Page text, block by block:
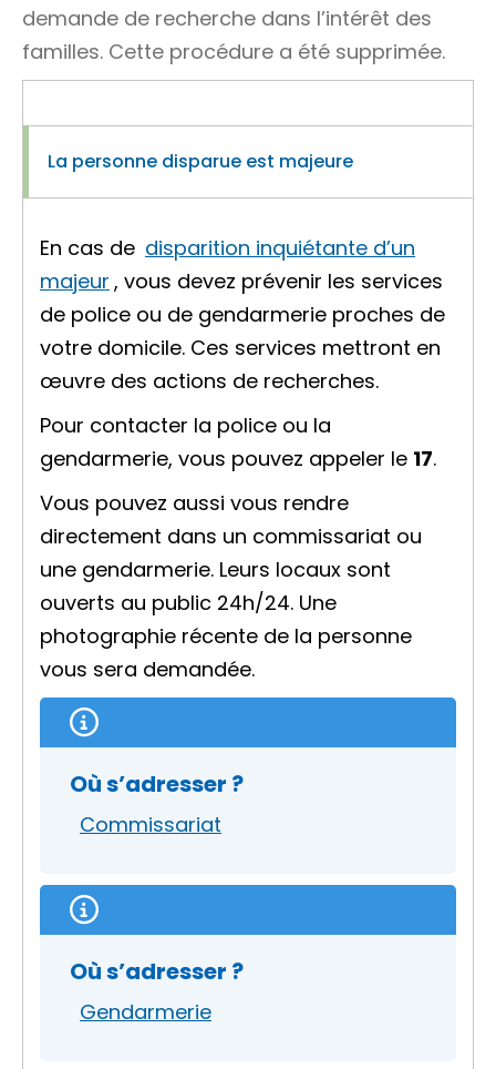
demande de recherche dans l’intérêt des
familles. Cette procédure a été supprimée.
La personne disparue est majeure
En cas de disparition inquiétante d’un
majeur , vous devez prévenir les services
de police ou de gendarmerie proches de
votre domicile. Ces services mettront en
œuvre des actions de recherches.
Pour contacter la police ou la
gendarmerie, vous pouvez appeler le 17.
Vous pouvez aussi vous rendre
directement dans un commissariat ou
une gendarmerie. Leurs locaux sont
ouverts au public 24h/24. Une
photographie récente de la personne
vous sera demandée.
Où s’adresser ?
Commissariat
Où s’adresser ?
Gendarmerie